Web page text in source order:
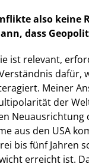
also keine
dass
ist relevant,
dafür,
Meiner
der
Neuausrichtung
aus den USA
bis fünf Jahren
erreicht ist.